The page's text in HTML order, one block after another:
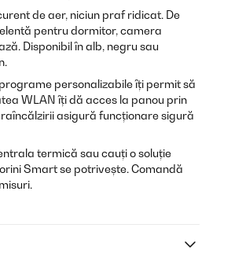
de aer, niciun praf ridicat. De
pentru dormitor, camera
Disponibil în alb, negru sau
personalizabile îți permit să
WLAN îți dă acces la panou prin
asigură funcționare sigură
termică sau cauți o soluție
Smart se potrivește. Comandă